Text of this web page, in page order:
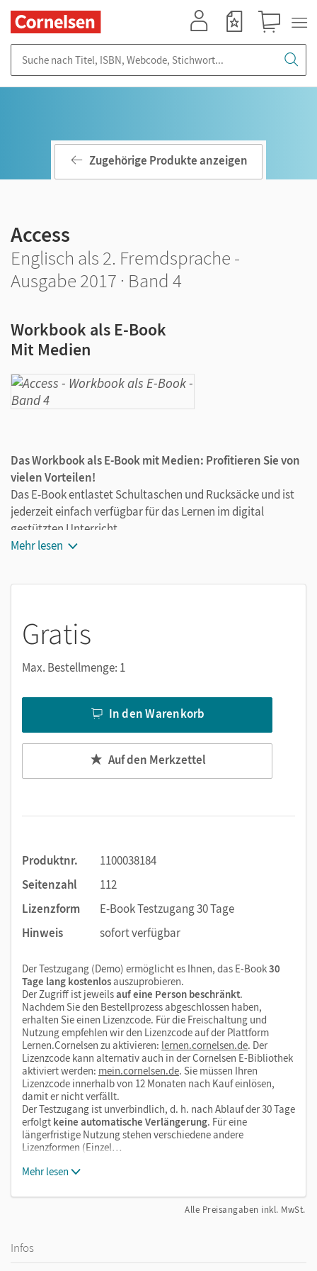
Zugehörige Produkte anzeigen
Access
Englisch als 2. Fremdsprache -
Ausgabe 2017 · Band 4
Workbook als E-Book
Mit Medien
Das Workbook als E-Book mit Medien: Profitieren Sie von
vielen Vorteilen!
Das E-Book entlastet Schultaschen und Rucksäcke und ist
jederzeit einfach verfügbar für das Lernen im digital
gestützten Unterricht.
Die Medien zum Workbook sind wichtige Bestandteile des E-
kein zeitaufwendiges Suchen. Dieses E-Book enthält:
Audios
Außerdem bietet das Workbook als E-Book viele digitale
Funktionen: Texteingabe, im Text suchen, Notizen erstellen,
Markierungen und Lesezeichen setzen, zoomen. Alternativ
zur Texteingabe ist die handschriftliche Bearbeitung mit
einem Tabletstift möglich.
Mehr lesen
Gratis
Max. Bestellmenge: 1
In den Warenkorb
Auf den Merkzettel
Produktnr.
1100038184
Seitenzahl
112
Lizenzform
E-Book Testzugang 30 Tage
Hinweis
sofort verfügbar
Der Testzugang (Demo) ermöglicht es Ihnen, das E-Book30
Tage lang kostenlosauszuprobieren.
Der Zugriff ist jeweilsauf eine Person beschränkt.
Nachdem Sie den Bestellprozess abgeschlossen haben,
erhalten Sie einen Lizenzcode. Für die Freischaltung und
Nutzung empfehlen wir den Lizenzcode auf der Plattform
Lernen.Cornelsen zu aktivieren: lernen.cornelsen.de. Der
Lizenzcode kann alternativ auch in der Cornelsen E-Bibliothek
aktiviert werden: mein.cornelsen.de. Sie müssen Ihren
Lizenzcode innerhalb von 12 Monaten nach Kauf einlösen,
damit er nicht verfällt.
Der Testzugang ist unverbindlich, d. h. nach Ablauf der 30 Tage
erfolgt keine automatische Verlängerung. Für eine
längerfristige Nutzung stehen verschiedene andere
Lizenzformen (Einzel…
Mehr lesen
Alle Preisangaben inkl. MwSt.
Infos